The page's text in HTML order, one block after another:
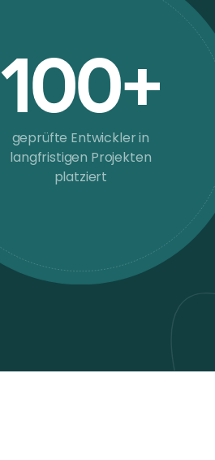
100+
geprüfte Entwickler in
langfristigen Projekten
platziert